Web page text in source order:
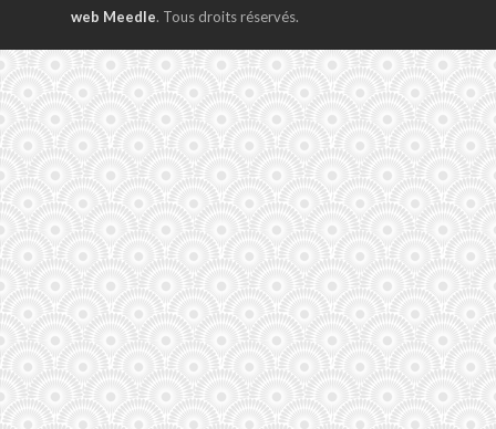
web Meedle. Tous droits réservés.